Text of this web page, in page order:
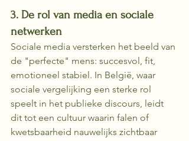
3. De rol van media en sociale
netwerken
Sociale media versterken het beeld van
de "perfecte" mens: succesvol, fit,
emotioneel stabiel. In België, waar
sociale vergelijking een sterke rol
speelt in het publieke discours, leidt
dit tot een cultuur waarin falen of
kwetsbaarheid nauwelijks zichtbaar